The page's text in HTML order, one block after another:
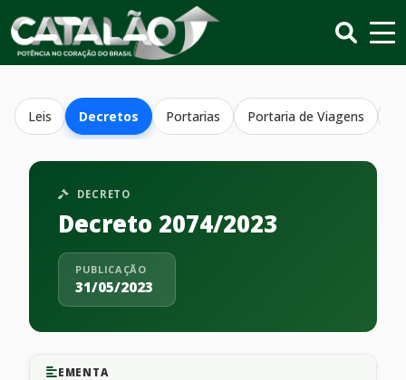
Leis Decretos Portarias Portaria de Viagens
DECRETO
Decreto 2074/2023
PUBLICAÇÃO
31/05/2023
EMENTA